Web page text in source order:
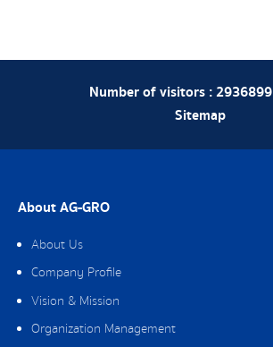
Number of visitors :2936899
Sitemap
About AG-GRO
About Us
Company Profile
Vision & Mission
Organization Management